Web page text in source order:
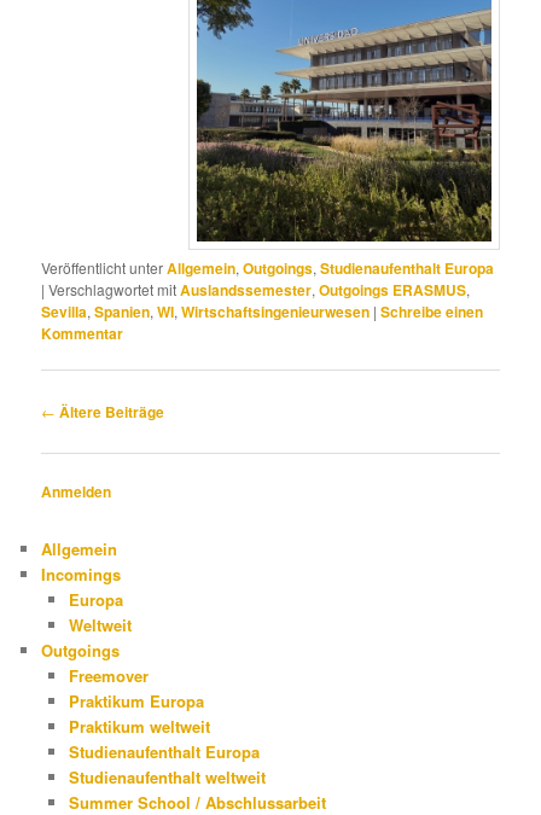
Veröffentlicht unterAllgemein,Outgoings,Studienaufenthalt Europa
|Verschlagwortet mitAuslandssemester,Outgoings ERASMUS,
Sevilla,Spanien,WI,Wirtschaftsingenieurwesen |Schreibe einen
Kommentar
Beitragsnavigation
← Ältere Beiträge
Anmelden
Allgemein
Incomings
Europa
Weltweit
Outgoings
Freemover
Praktikum Europa
Praktikum weltweit
Studienaufenthalt Europa
Studienaufenthalt weltweit
Summer School / Abschlussarbeit